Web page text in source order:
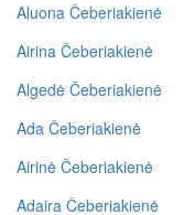
Aluona Čeberiakienė
Airina Čeberiakienė
Algedė Čeberiakienė
Ada Čeberiakienė
Airinė Čeberiakienė
Adaira Čeberiakienė